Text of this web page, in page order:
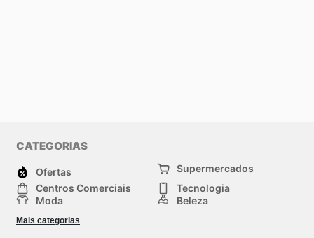
CATEGORIAS
Ofertas
Supermercados
Centros Comerciais
Tecnologia
Moda
Beleza
Construção e jardinagem
Mais categorias